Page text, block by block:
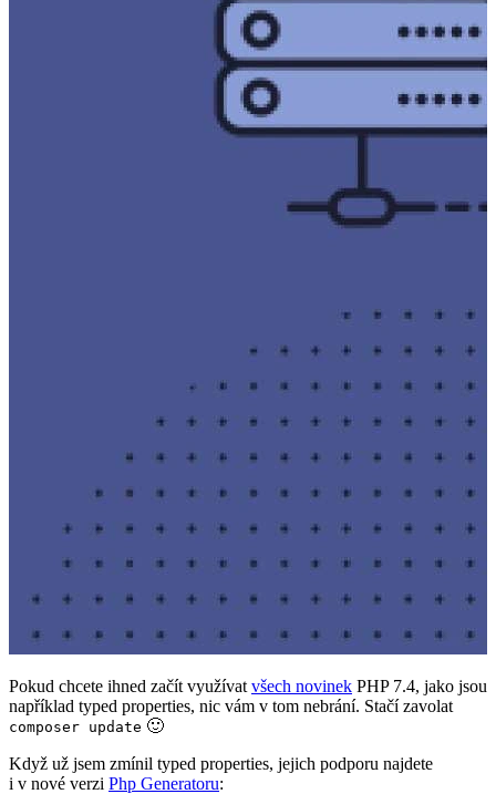
Pokud chcete ihned začít využívat všech novinek PHP 7.4, jako jsou
například typed properties, nic vám v tom nebrání. Stačí zavolat
composer update 🙂
Když už jsem zmínil typed properties, jejich podporu najdete
i v nové verzi Php Generatoru: